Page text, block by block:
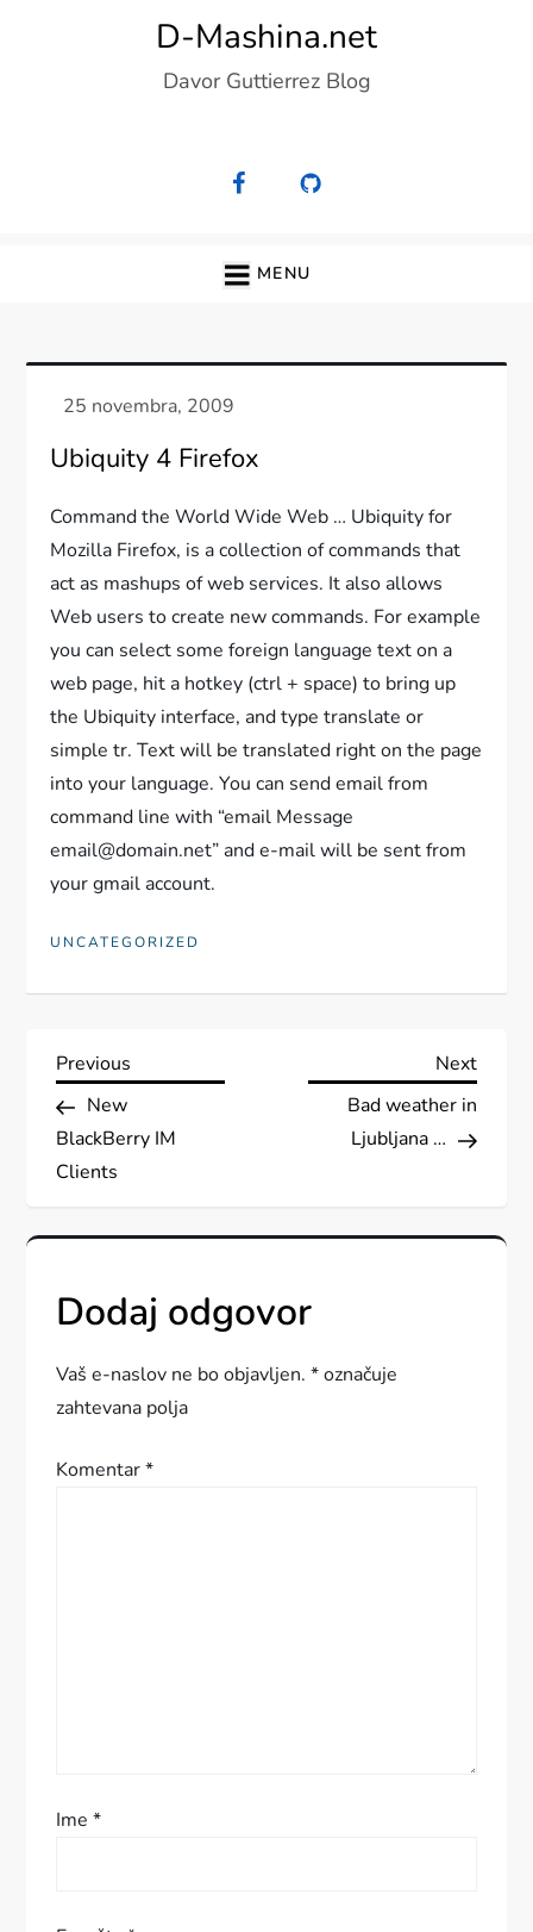
D-Mashina.net
Davor Guttierrez Blog
MENU
Ubiquity 4 Firefox
Command the World Wide Web … Ubiquity for
Mozilla Firefox, is a collection of commands that
act as mashups of web services. It also allows
Web users to create new commands. For example
you can select some foreign language text on a
web page, hit a hotkey (ctrl + space) to bring up
the Ubiquity interface, and type translate or
simple tr. Text will be translated right on the page
into your language. You can send email from
command line with “email Message
email@domain.net” and e-mail will be sent from
your gmail account.
UNCATEGORIZED
N
a
v
i
g
a
c
i
s
Previous
Post
Previous
New
BlackBerry IM
Clients
Next
Next
Bad weather in
Ljubljana …
Dodaj odgovor
Vaš e-naslov ne bo objavljen. *označuje
zahtevana polja
Komentar*
Ime*